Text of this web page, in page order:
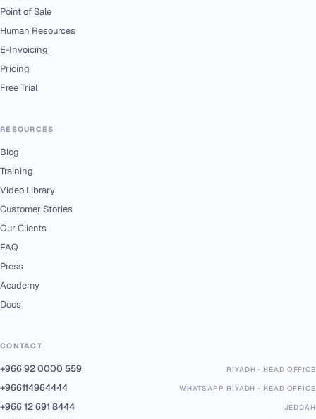
Point of Sale
Human Resources
E-Invoicing
Pricing
Free Trial
RESOURCES
Blog
Training
Video Library
Customer Stories
Our Clients
FAQ
Press
Academy
Docs
CONTACT
+966 92 0000 559 RIYADH - HEAD OFFICE
+966114964444 WHATSAPP RIYADH - HEAD OFFICE
+966 12 691 8444 JEDDAH